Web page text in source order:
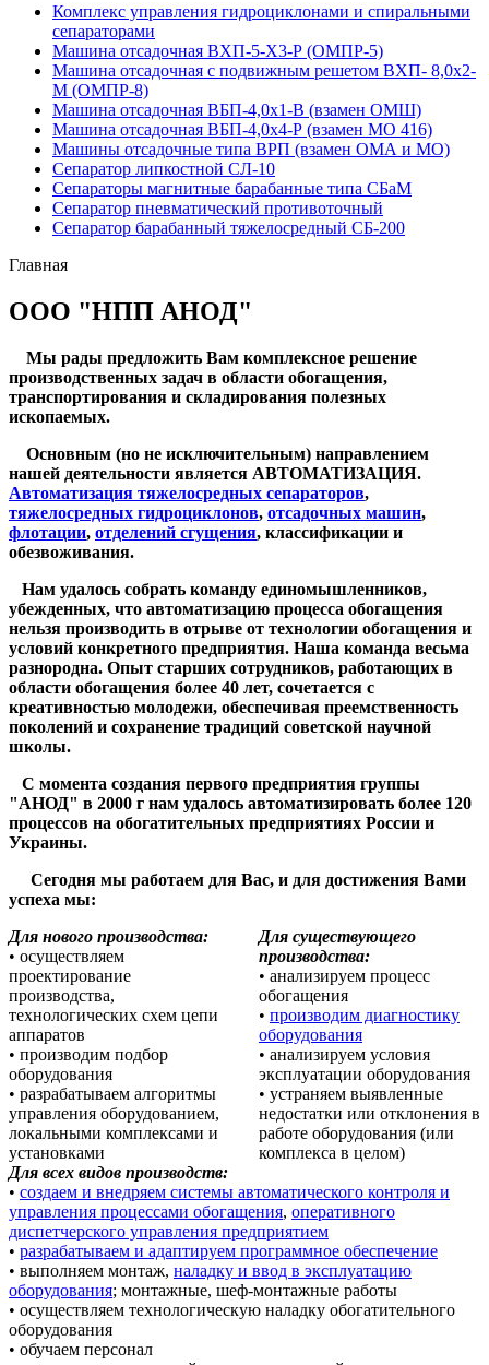
Комплекс управления гидроциклонами и спиральными
сепараторами
Машина отсадочная ВХП-5-Х3-Р (ОМПР-5)
Машина отсадочная с подвижным решетом ВХП- 8,0х2-
М (ОМПР-8)
Машина отсадочная ВБП-4,0х1-В (взамен ОМШ)
Машина отсадочная ВБП-4,0х4-Р (взамен МО 416)
Машины отсадочные типа ВРП (взамен ОМА и МО)
Сепаратор липкостной СЛ-10
Сепараторы магнитные барабанные типа СБаМ
Сепаратор пневматический противоточный
Сепаратор барабанный тяжелосредный СБ-200
Главная
ООО "НПП АНОД"
Мы рады предложить Вам комплексное решение
производственных задач в области обогащения,
транспортирования и складирования полезных
ископаемых.
Основным (но не исключительным) направлением
нашей деятельности является АВТОМАТИЗАЦИЯ.
Автоматизация тяжелосредных сепараторов,
тяжелосредных гидроциклонов, отсадочных машин,
флотации, отделений сгущения, классификации и
обезвоживания.
Нам удалось собрать команду единомышленников,
убежденных, что автоматизацию процесса обогащения
нельзя производить в отрыве от технологии обогащения и
условий конкретного предприятия. Наша команда весьма
разнородна. Опыт старших сотрудников, работающих в
области обогащения более 40 лет, сочетается с
креативностью молодежи, обеспечивая преемственность
поколений и сохранение традиций советской научной
школы.
С момента создания первого предприятия группы
"АНОД" в 2000 г нам удалось автоматизировать более 120
процессов на обогатительных предприятиях России и
Украины.
Сегодня мы работаем для Вас, и для достижения Вами
успеха мы:
Для нового производства:
• осуществляем
проектирование
производства,
технологических схем цепи
аппаратов
• производим подбор
оборудования
• разрабатываем алгоритмы
управления оборудованием,
локальными комплексами и
установками
Для существующего
производства:
• анализируем процесс
обогащения
• производим диагностику
оборудования
• анализируем условия
эксплуатации оборудования
• устраняем выявленные
недостатки или отклонения в
работе оборудования (или
комплекса в целом)
Для всех видов производств:
• создаем и внедряем системы автоматического контроля и
управления процессами обогащения, оперативного
диспетчерского управления предприятием
• разрабатываем и адаптируем программное обеспечение
• выполняем монтаж, наладку и ввод в эксплуатацию
оборудования; монтажные, шеф-монтажные работы
• осуществляем технологическую наладку обогатительного
оборудования
• обучаем персонал